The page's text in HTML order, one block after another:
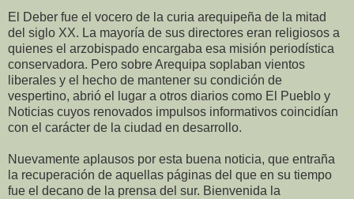
El Deber fue el vocero de la curia arequipeña de la mitad
del siglo XX. La mayoría de sus directores eran religiosos a
quienes el arzobispado encargaba esa misión periodística
conservadora. Pero sobre Arequipa soplaban vientos
liberales y el hecho de mantener su condición de
vespertino, abrió el lugar a otros diarios como El Pueblo y
Noticias cuyos renovados impulsos informativos coincidían
con el carácter de la ciudad en desarrollo.
Nuevamente aplausos por esta buena noticia, que entraña
la recuperación de aquellas páginas del que en su tiempo
fue el decano de la prensa del sur. Bienvenida la